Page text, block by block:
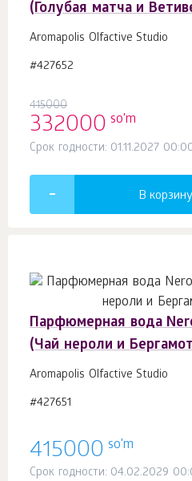
(Голубая матча и
Aromapolis Olfactive Studio
#427652
415000
332000 so'm
Срок годности: 01.11.2027
В
Парфюмерная вода
(Чай нероли и
Aromapolis Olfactive Studio
#427651
415000 so'm
Срок годности: 04.02.2029